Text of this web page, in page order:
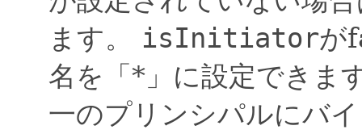
ます。
isInitiatorが
名を「*」に設定できま
一のプリンシパルにバ